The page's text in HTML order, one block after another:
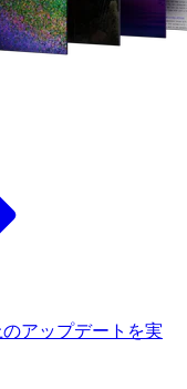
アップデートを実